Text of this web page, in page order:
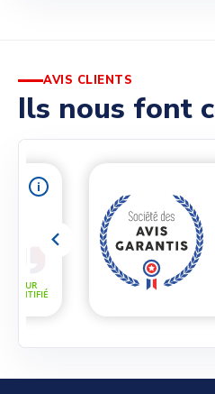
AVIS CLIENTS
Ils nous font